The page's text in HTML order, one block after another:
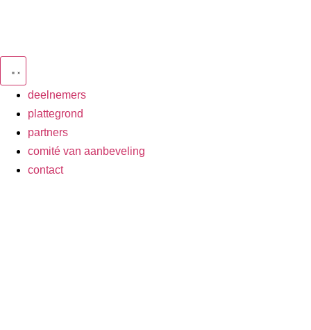
deelnemers
plattegrond
partners
comité van aanbeveling
contact